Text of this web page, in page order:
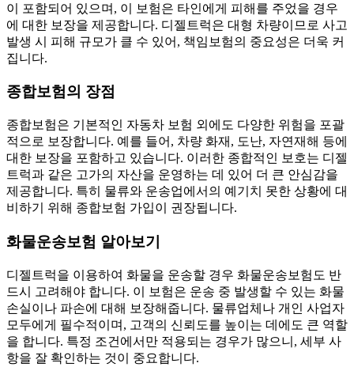
이 포함되어 있으며, 이 보험은 타인에게 피해를 주었을 경우
에 대한 보장을 제공합니다. 디젤트럭은 대형 차량이므로 사고
발생 시 피해 규모가 클 수 있어, 책임보험의 중요성은 더욱 커
집니다.
종합보험의 장점
종합보험은 기본적인 자동차 보험 외에도 다양한 위험을 포괄
적으로 보장합니다. 예를 들어, 차량 화재, 도난, 자연재해 등에
대한 보장을 포함하고 있습니다. 이러한 종합적인 보호는 디젤
트럭과 같은 고가의 자산을 운영하는 데 있어 더 큰 안심감을
제공합니다. 특히 물류와 운송업에서의 예기치 못한 상황에 대
비하기 위해 종합보험 가입이 권장됩니다.
화물운송보험 알아보기
디젤트럭을 이용하여 화물을 운송할 경우 화물운송보험도 반
드시 고려해야 합니다. 이 보험은 운송 중 발생할 수 있는 화물
손실이나 파손에 대해 보장해줍니다. 물류업체나 개인 사업자
모두에게 필수적이며, 고객의 신뢰도를 높이는 데에도 큰 역할
을 합니다. 특정 조건에서만 적용되는 경우가 많으니, 세부 사
항을 잘 확인하는 것이 중요합니다.